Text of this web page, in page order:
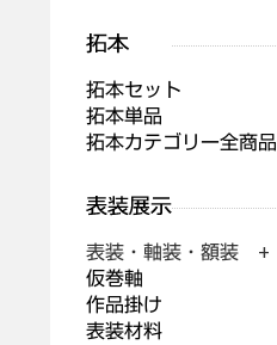
拓本セット
拓本単品
拓本カテゴリー全商品
表装・軸装・額装 +
仮巻軸
作品掛け
表装材料